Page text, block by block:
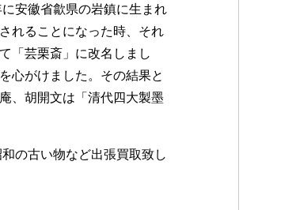
安徽省歙県の岩鎮に生まれ
れることになった時、それ
「芸栗斎」に改名しまし
心がけました。その結果と
、胡開文は「清代四大製墨
の古い物など出張買取致し